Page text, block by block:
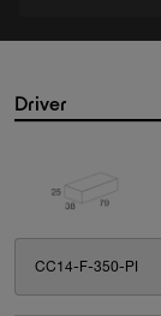
Driver
CC14-F-350-PI